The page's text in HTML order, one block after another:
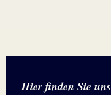
Hier finden Sie uns